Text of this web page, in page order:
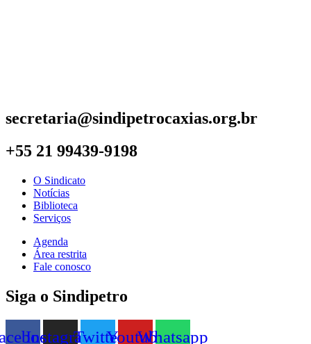
secretaria@sindipetrocaxias.org.br
+55 21 99439-9198
O Sindicato
Notícias
Biblioteca
Serviços
Agenda
Área restrita
Fale conosco
Siga o Sindipetro
InstagramTwitterYoutubeWhatsapp